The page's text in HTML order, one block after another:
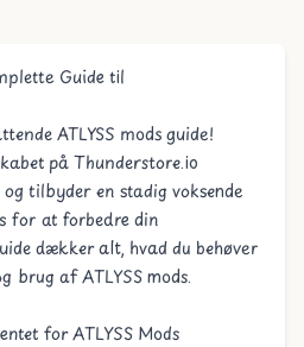
Guide til
ATLYSS mods guide!
på Thunderstore.io
tilbyder en stadig voksende
for at forbedre din
dækker alt, hvad du behøver
brug af ATLYSS mods.
for ATLYSS Mods